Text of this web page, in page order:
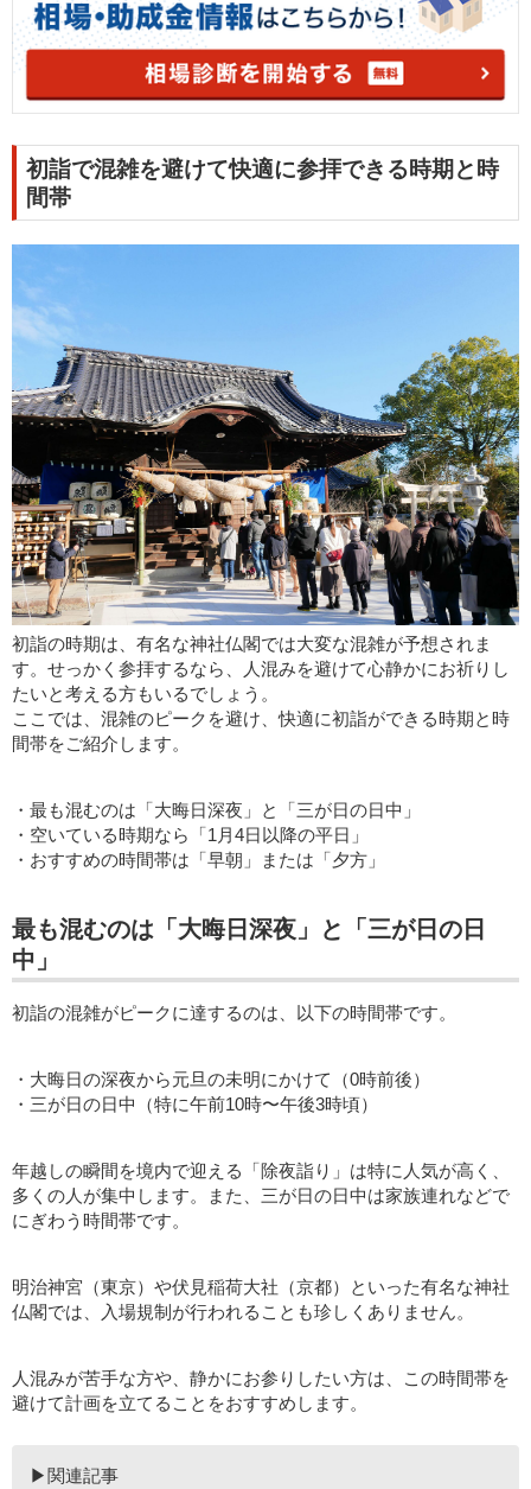
初詣で混雑を避けて快適に参拝できる時期と時
間帯
初詣の時期は、有名な神社仏閣では大変な混雑が予想されま
す。せっかく参拝するなら、人混みを避けて心静かにお祈りし
たいと考える方もいるでしょう。
ここでは、混雑のピークを避け、快適に初詣ができる時期と時
間帯をご紹介します。
・最も混むのは「大晦日深夜」と「三が日の日中」
・空いている時期なら「1月4日以降の平日」
・おすすめの時間帯は「早朝」または「夕方」
最も混むのは「大晦日深夜」と「三が日の日
中」
初詣の混雑がピークに達するのは、以下の時間帯です。
・大晦日の深夜から元旦の未明にかけて（0時前後）
・三が日の日中（特に午前10時〜午後3時頃）
年越しの瞬間を境内で迎える「除夜詣り」は特に人気が高く、
多くの人が集中します。また、三が日の日中は家族連れなどで
にぎわう時間帯です。
明治神宮（東京）や伏見稲荷大社（京都）といった有名な神社
仏閣では、入場規制が行われることも珍しくありません。
人混みが苦手な方や、静かにお参りしたい方は、この時間帯を
避けて計画を立てることをおすすめします。
▶関連記事